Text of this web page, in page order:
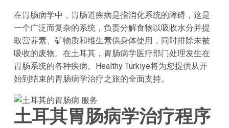
在胃肠病学中，胃肠道疾病是指消化系统的障碍，这是
一个广泛而复杂的系统，负责分解食物以吸收水分并提
取营养素、矿物质和维生素供身体使用，同时排除未被
吸收的废物。在土耳其，胃肠病学医疗部门处理发生在
胃肠系统的各种疾病。Healthy Türkiye将为您提供从开
始到结束的胃肠病学治疗之旅的全面支持。
土耳其胃肠病学治疗程序